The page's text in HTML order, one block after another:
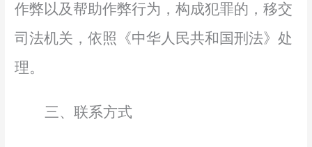
作弊以及帮助作弊行为，构成犯罪的，移交
司法机关，依照《中华人民共和国刑法》处
理。
三、联系方式